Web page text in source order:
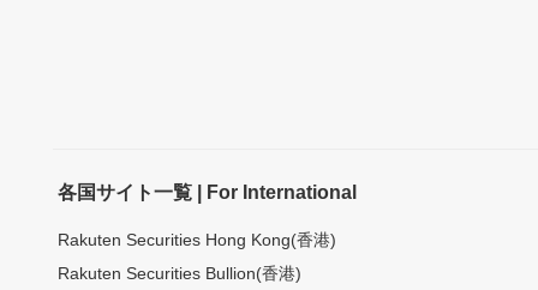
各国サイト一覧 | For International
Rakuten Securities Hong Kong(香港)
Rakuten Securities Bullion(香港)